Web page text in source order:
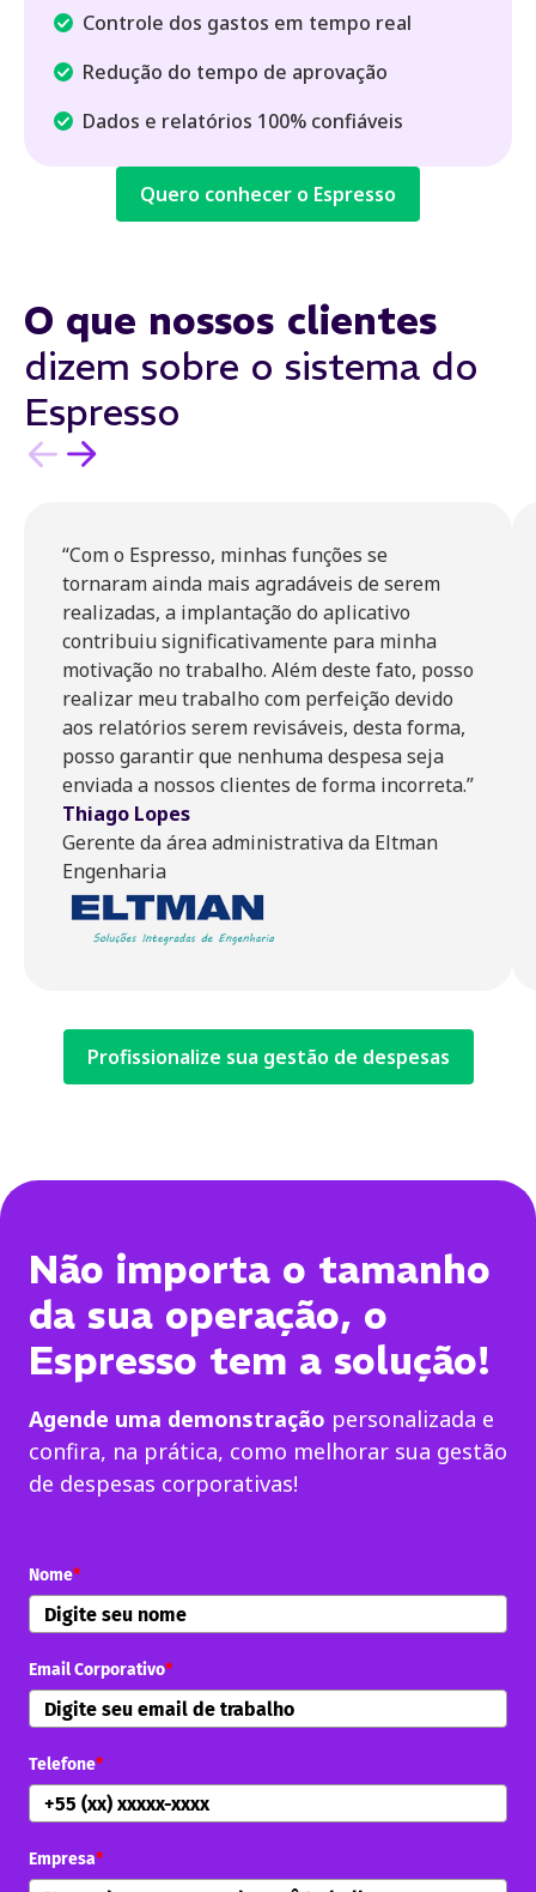
Controle dos gastos em tempo real
Redução do tempo de aprovação
Dados e relatórios 100% confiáveis
Quero conhecer o Espresso
O que nossos clientes
dizem sobre o sistema do
Espresso
“Com o Espresso, minhas funções se
tornaram ainda mais agradáveis de serem
realizadas, a implantação do aplicativo
contribuiu significativamente para minha
motivação no trabalho. Além deste fato, posso
realizar meu trabalho com perfeição devido
aos relatórios serem revisáveis, desta forma,
posso garantir que nenhuma despesa seja
enviada a nossos clientes de forma incorreta.”
Thiago Lopes
Gerente da área administrativa da Eltman
Engenharia
Profissionalize sua gestão de despesas
Não importa o tamanho
da sua operação, o
Espresso tem a solução!
Agende uma demonstração personalizada e
confira, na prática, como melhorar sua gestão
de despesas corporativas!
Nome*
Email Corporativo*
Telefone*
Empresa*